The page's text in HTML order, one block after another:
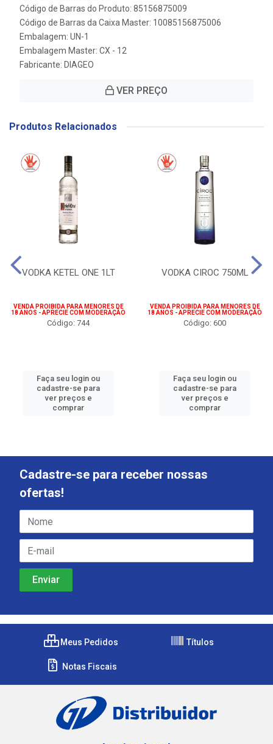
Código de Barras do Produto: 85156875009
Código de Barras da Caixa Master: 10085156875006
Embalagem: UN-1
Embalagem Master: CX - 12
Fabricante: DIAGEO
VER PREÇO
Produtos Relacionados
VODKA KETEL ONE 1LT
VENDA PROIBIDA PARA MENORES DE
18 ANOS - APRECIE COM MODERAÇÃO
Código: 744
Faça seu login ou
cadastre-se para
ver preços e
comprar
VODKA CIROC 750ML
VENDA PROIBIDA PARA MENORES DE
18 ANOS - APRECIE COM MODERAÇÃO
Código: 600
Faça seu login ou
cadastre-se para
ver preços e
comprar
Cadastre-se para receber nossas
ofertas!
Meus Pedidos Títulos
Notas Fiscais